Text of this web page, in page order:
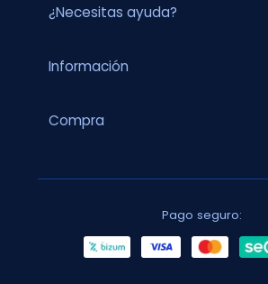
¿Necesitas ayuda?
Información
Compra
Pago seguro: